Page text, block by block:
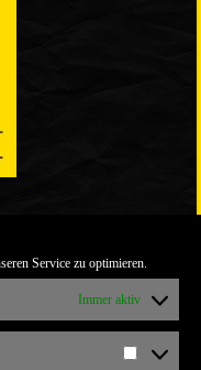
Service zu optimieren.
Immer aktiv